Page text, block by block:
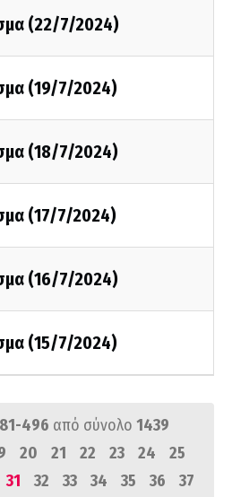
(22/7/2024)
(19/7/2024)
(18/7/2024)
(17/7/2024)
(16/7/2024)
(15/7/2024)
496 από σύνολο 1439
20 21 22 23 24
25
31 32 33 34 35 36
37